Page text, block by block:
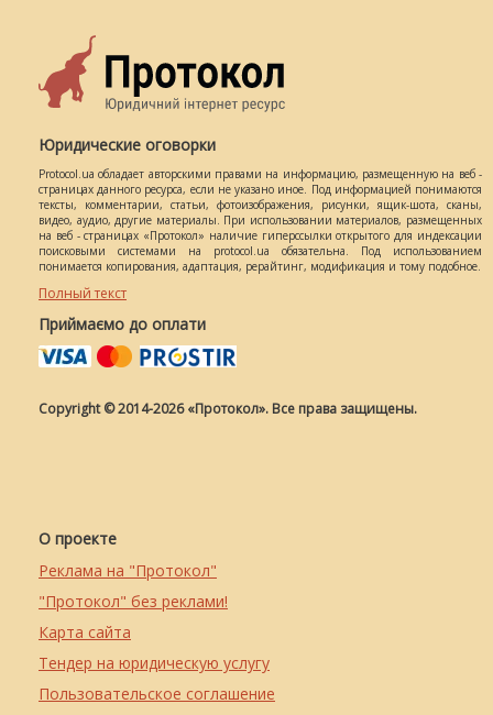
Юридические оговорки
Protocol.ua обладает авторскими правами на информацию, размещенную на веб -
страницах данного ресурса, если не указано иное. Под информацией понимаются
тексты, комментарии, статьи, фотоизображения, рисунки, ящик-шота, сканы,
видео, аудио, другие материалы. При использовании материалов, размещенных
на веб - страницах «Протокол» наличие гиперссылки открытого для индексации
поисковыми системами на protocol.ua обязательна. Под использованием
понимается копирования, адаптация, рерайтинг, модификация и тому подобное.
Полный текст
Приймаємо до оплати
Copyright © 2014-2026 «Протокол». Все права защищены.
О проекте
Реклама на "Протокол"
"Протокол" без реклами!
Карта сайта
Тендер на юридическую услугу
Пользовательское соглашение